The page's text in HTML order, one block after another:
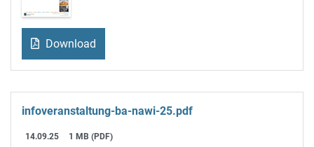
Download
infoveranstaltung-ba-nawi-25.pdf
14.09.25 1 MB (PDF)